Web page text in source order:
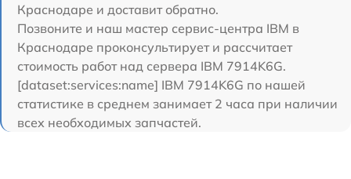
Краснодаре и доставит обратно.
Позвоните и наш мастер сервис-центра IBM в
Краснодаре проконсультирует и рассчитает
стоимость работ над сервера IBM 7914K6G.
[dataset:services:name] IBM 7914K6G по нашей
статистике в среднем занимает 2 часа при наличии
всех необходимых запчастей.